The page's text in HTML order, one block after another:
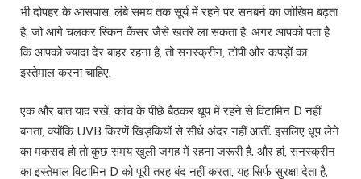
भी दोपहर के आसपास. लंबे समय तक सूर्य में रहने पर सनबर्न का जोखिम बढ़ता
है, जो आगे चलकर स्किन कैंसर जैसे खतरे ला सकता है. अगर आपको पता है
कि आपको ज्यादा देर बाहर रहना है, तो सनस्क्रीन, टोपी और कपड़ों का
इस्तेमाल करना चाहिए.
एक और बात याद रखें, कांच के पीछे बैठकर धूप में रहने से विटामिन D नहीं
बनता, क्योंकि UVB किरणें खिड़कियों से सीधे अंदर नहीं आतीं. इसलिए धूप लेने
का मकसद हो तो कुछ समय खुली जगह में रहना जरूरी है. और हां, सनस्क्रीन
का इस्तेमाल विटामिन D को पूरी तरह बंद नहीं करता, यह सिर्फ सुरक्षा देता है,